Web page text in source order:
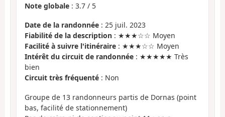
Note globale : 3.7 / 5
Date de la randonnée : 25 juil. 2023
Fiabilité de la description : ★★★☆☆ Moyen
Facilité à suivre l'itinéraire : ★★★☆☆ Moyen
Intérêt du circuit de randonnée : ★★★★★ Très
bien
Circuit très fréquenté : Non
Groupe de 13 randonneurs partis de Dornas (point
bas, facilité de stationnement)